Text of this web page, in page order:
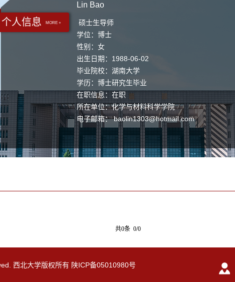
个人信息 MORE +
Lin Bao
硕士生导师
学位：博士
性别：女
出生日期：1988-06-02
毕业院校：湖南大学
学历：博士研究生毕业
在职信息：在职
所在单位：化学与材料科学学院
电子邮箱： baolin1303@hotmail.com
共0条 0/0
西北大学版权所有 陕ICP备05010980号